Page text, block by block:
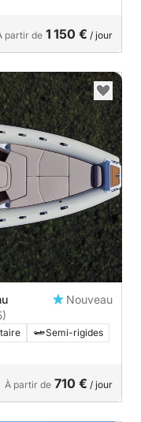
partir de 1 150 € / jour
Nouveau
Semi-rigides
À partir de 710 € / jour